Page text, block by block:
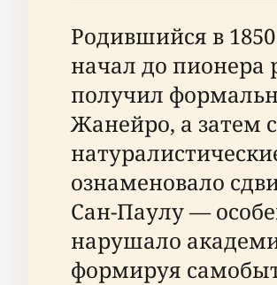
Родившийся в
начал до пионера
получил
Жанейро, а затем
ознаменовало
Сан-Паулу —
нарушало
формируя